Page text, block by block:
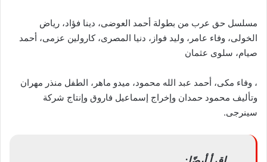
مسلسل حق عرب من بطولة أحمد العوضى، دينا فؤاد، رياض
الخولى، وفاء عامر، وليد فواز، دنيا المصرى، كارولين عزمى، أحمد
صيام، سلوى عثمان
، وفاء مكى، أحمد عبد الله محمود، ميدو ماهر، الطفل منذر مهران
وتأليف محمود حمدان وإخراج إسماعيل فاروق وإنتاج شركة
سينرجى.